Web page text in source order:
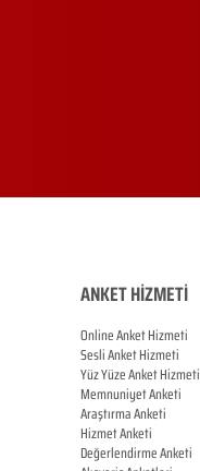
ANKET HİZMETİ
Online Anket Hizmeti
Sesli Anket Hizmeti
Yüz Yüze Anket Hizmeti
Memnuniyet Anketi
Araştırma Anketi
Hizmet Anketi
Değerlendirme Anketi